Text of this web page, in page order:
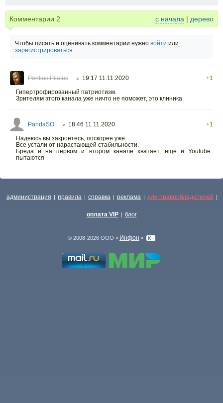
Комментарии 2 с начала | дерево
Чтобы писать и оценивать комментарии нужно войти или
зарегистрироваться
Pontius Pilatus ○ 19:17 11.11.2020
+1
Гипертрофированный патриотизм.
Зрителям этого канала уже ничто не поможет, это клиника.
PandaSO ○ 18:46 11.11.2020
+1
Надеюсь вы закроетесь, поскорее уже.
Все устали от нарастающей стабильности.
Бреда и на первом и втором канале хватает, еще и Youtube
пытаются
администрация | правила | справка | реклама | для правообладателей |
оплата VIP | блог
© 2008-2026 ООО « Инфон »